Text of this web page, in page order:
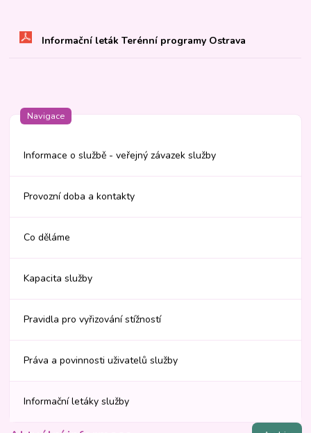
Informační leták Terénní programy Ostrava
Navigace
Informace o službě - veřejný závazek služby
Provozní doba a kontakty
Co děláme
Kapacita služby
Pravidla pro vyřizování stížností
Práva a povinnosti uživatelů služby
Informační letáky služby